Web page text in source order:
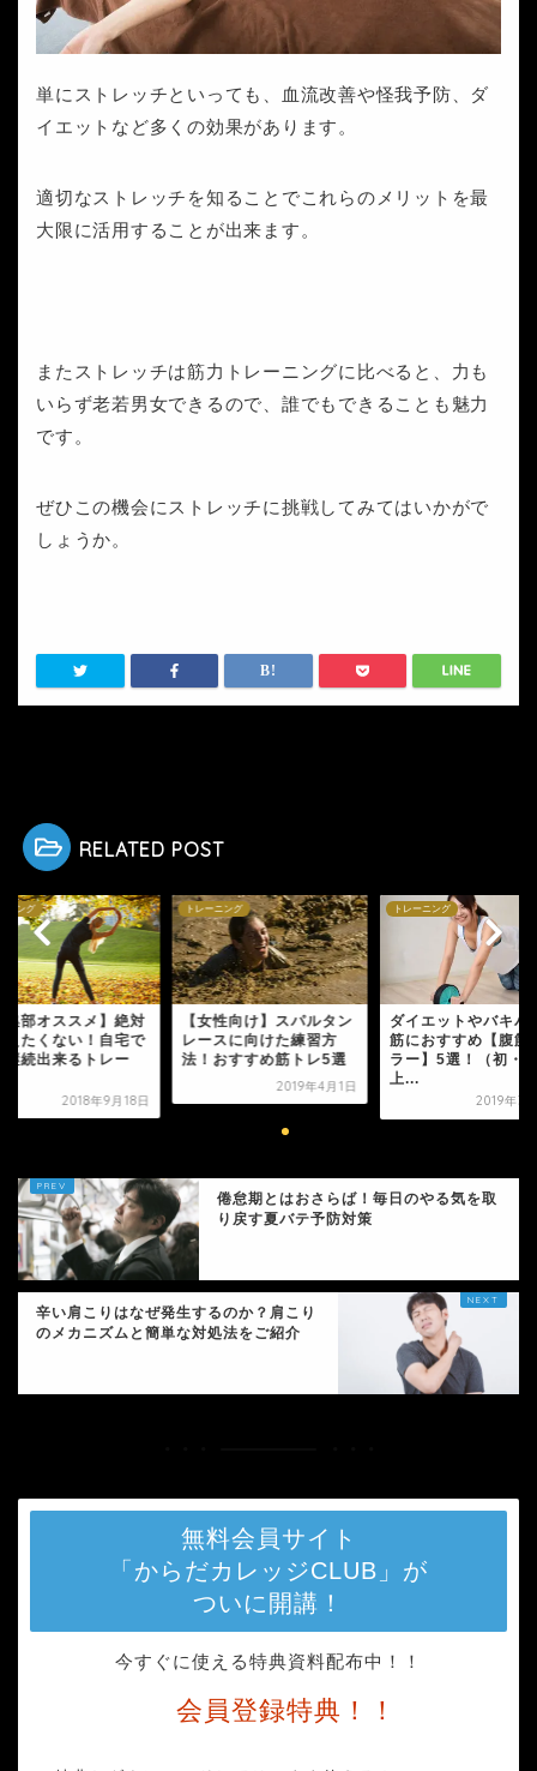
単にストレッチといっても、血流改善や怪我予防、ダ
イエットなど多くの効果があります。
適切なストレッチを知ることでこれらのメリットを最
大限に活用することが出来ます。
またストレッチは筋力トレーニングに比べると、力も
いらず老若男女できるので、誰でもできることも魅力
です。
ぜひこの機会にストレッチに挑戦してみてはいかがで
しょうか。
RELATED POST
ニング
集部オススメ】絶対
えたくない！自宅で
継続出来るトレー
2018年9月18日
トレーニング
【女性向け】スパルタン
レースに向けた練習方
法！おすすめ筋トレ5選
2019年4月1日
トレーニング
ダイエットやバキバ
筋におすすめ【腹筋
ラー】5選！（初・
上...
2019年3
倦怠期とはおさらば！毎日のやる気を取
り戻す夏バテ予防対策
辛い肩こりはなぜ発生するのか？肩こり
のメカニズムと簡単な対処法をご紹介
無料会員サイト
「からだカレッジCLUB」が
ついに開講！
今すぐに使える特典資料配布中！！
会員登録特典！！